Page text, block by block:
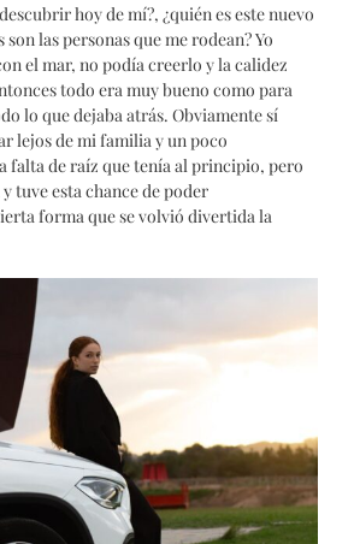
hoy de mí?, ¿quién es este nuevo
son las personas que me rodean? Yo
el mar, no podía creerlo y la calidez
todo era muy bueno como para
lo que dejaba atrás. Obviamente sí
lejos de mi familia y un poco
falta de raíz que tenía al principio, pero
tuve esta chance de poder
forma que se volvió divertida la